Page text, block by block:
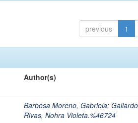
previous 1
Author(s)
Barbosa Moreno, Gabriela; Gallardo
Rivas, Nohra Violeta.%46724